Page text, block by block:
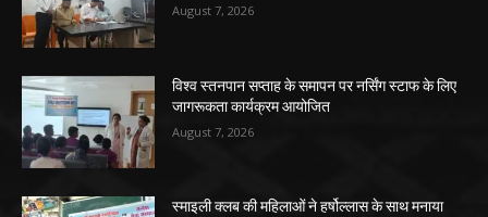
August 7, 2026
विश्व स्तनपान सप्ताह के समापन पर नर्सिंग स्टाफ के लिए
जागरूकता कार्यक्रम आयोजित
August 7, 2026
स्माइली क्लब की महिलाओं ने हर्षोल्लास के साथ मनाया